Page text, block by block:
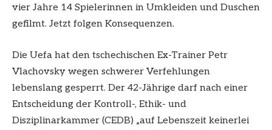
vier Jahre 14 Spielerinnen in Umkleiden und Duschen
gefilmt. Jetzt folgen Konsequenzen.
Die Uefa hat den tschechischen Ex-Trainer Petr
Vlachovsky wegen schwerer Verfehlungen
lebenslang gesperrt. Der 42-Jährige darf nach einer
Entscheidung der Kontroll-, Ethik- und
Disziplinarkammer (CEDB) „auf Lebenszeit keinerlei